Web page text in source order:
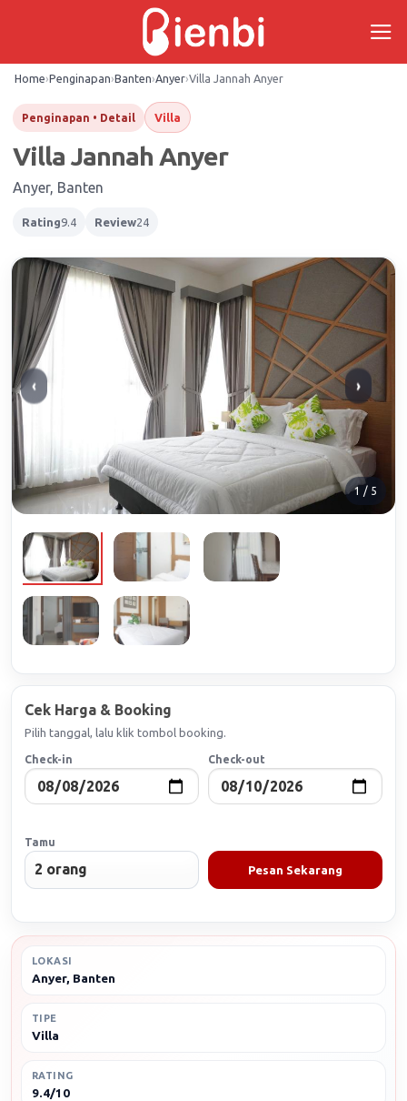
Home›Penginapan›Banten›Anyer›Villa Jannah Anyer
Penginapan • Detail Villa
Villa Jannah Anyer
Anyer, Banten
Rating9.4 Review24
‹ ›
1 / 5
Cek Harga & Booking
Pilih tanggal, lalu klik tombol booking.
Check-in Check-out
Tamu
Pesan Sekarang
LOKASI
Anyer, Banten
TIPE
Villa
RATING
9.4/10